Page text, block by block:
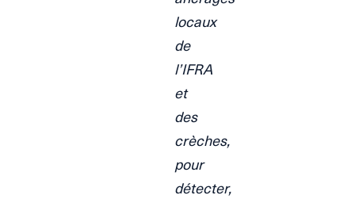
locaux
de
l’IFRA
et
des
crèches,
pour
détecter,